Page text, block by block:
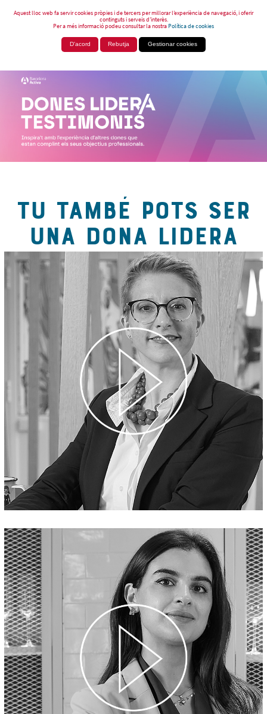
Aquest lloc web fa servir cookies pròpies i de tercers per millorar l’experiència de navegació, i oferir
continguts i serveis d’interès.
Per a més informació podeu consultar la nostraPolítica de cookies
D'acord Rebutja Gestionar cookies
TU TAMBÉ POTS SER
UNA DONA LIDERA